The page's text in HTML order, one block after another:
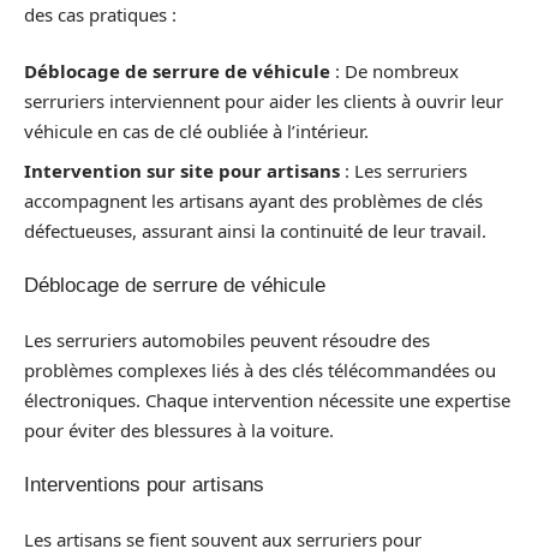
des cas pratiques :
Déblocage de serrure de véhicule : De nombreux
serruriers interviennent pour aider les clients à ouvrir leur
véhicule en cas de clé oubliée à l’intérieur.
Intervention sur site pour artisans : Les serruriers
accompagnent les artisans ayant des problèmes de clés
défectueuses, assurant ainsi la continuité de leur travail.
Déblocage de serrure de véhicule
Les serruriers automobiles peuvent résoudre des
problèmes complexes liés à des clés télécommandées ou
électroniques. Chaque intervention nécessite une expertise
pour éviter des blessures à la voiture.
Interventions pour artisans
Les artisans se fient souvent aux serruriers pour